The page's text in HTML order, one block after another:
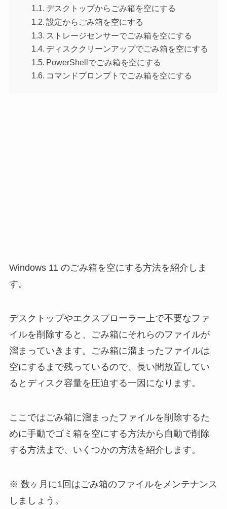
デスクトップからごみ箱を空にする
設定からごみ箱を空にする
ストレージセンサーでごみ箱を空にする
ディスククリーンアップでごみ箱を空にする
PowerShellでごみ箱を空にする
コマンドプロンプトでごみ箱を空にする
Windows 11 のごみ箱を空にする方法を紹介しま
す。
デスクトップやエクスプローラー上で不要なファ
イルを削除すると、ごみ箱にそれらのファイルが
溜まっていきます。ごみ箱に溜まったファイルは
空にするまで残っているので、長い間放置してい
るとディスク容量を圧迫する一因になります。
ここではごみ箱に溜まったファイルを削除するた
めに手動でゴミ箱を空にする方法から自動で削除
する方法まで、いくつかの方法を紹介します。
数ヶ月に1回はごみ箱のファイルをメンテナンス
しましょう。